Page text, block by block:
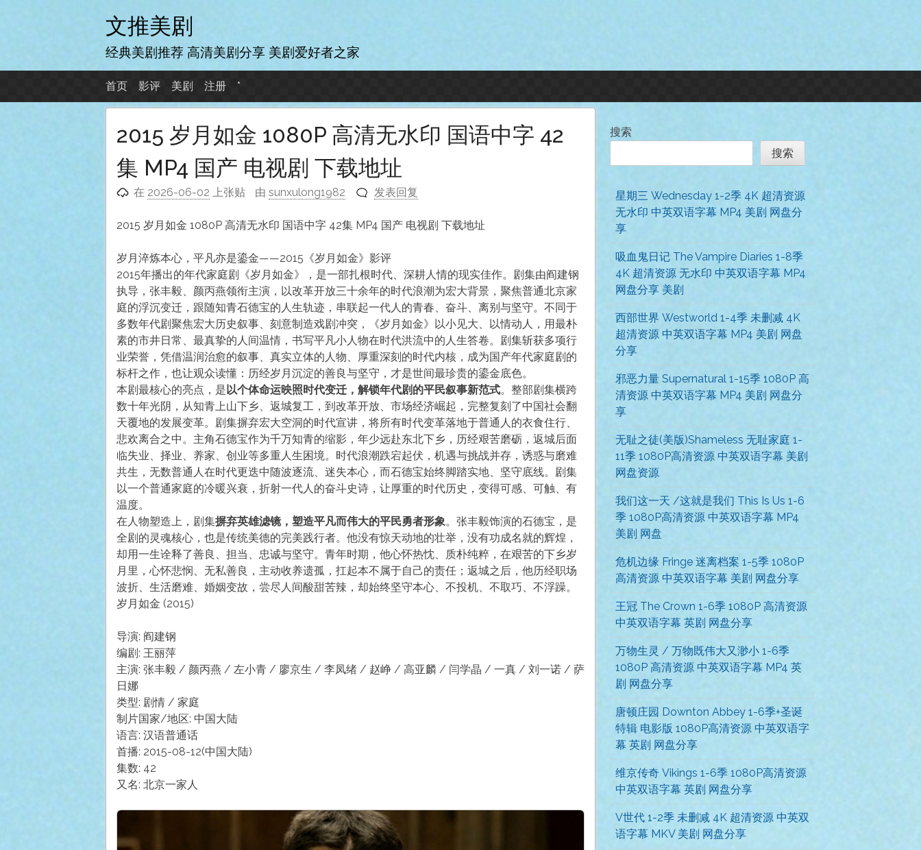
跳
至
内
文推美剧
经典美剧推荐 高清美剧分享 美剧爱好者之家
首页 影评 美剧 注册 *
2015 岁月如金 1080P 高清无水印 国语中字 42
集 MP4 国产 电视剧 下载地址
在 2026-06-02 上张贴 由sunxulong1982 发表回复
2015 岁月如金 1080P 高清无水印 国语中字 42集 MP4 国产 电视剧 下载地址
岁月淬炼本心，平凡亦是鎏金——2015《岁月如金》影评
2015年播出的年代家庭剧《岁月如金》，是一部扎根时代、深耕人情的现实佳作。剧集由阎建钢
执导，张丰毅、颜丙燕领衔主演，以改革开放三十余年的时代浪潮为宏大背景，聚焦普通北京家
庭的浮沉变迁，跟随知青石德宝的人生轨迹，串联起一代人的青春、奋斗、离别与坚守。不同于
多数年代剧聚焦宏大历史叙事、刻意制造戏剧冲突，《岁月如金》以小见大、以情动人，用最朴
素的市井日常、最真挚的人间温情，书写平凡小人物在时代洪流中的人生答卷。剧集斩获多项行
业荣誉，凭借温润治愈的叙事、真实立体的人物、厚重深刻的时代内核，成为国产年代家庭剧的
标杆之作，也让观众读懂：历经岁月沉淀的善良与坚守，才是世间最珍贵的鎏金底色。
本剧最核心的亮点，是以个体命运映照时代变迁，解锁年代剧的平民叙事新范式。整部剧集横跨
数十年光阴，从知青上山下乡、返城复工，到改革开放、市场经济崛起，完整复刻了中国社会翻
天覆地的发展变革。剧集摒弃宏大空洞的时代宣讲，将所有时代变革落地于普通人的衣食住行、
悲欢离合之中。主角石德宝作为千万知青的缩影，年少远赴东北下乡，历经艰苦磨砺，返城后面
临失业、择业、养家、创业等多重人生困境。时代浪潮跌宕起伏，机遇与挑战并存，诱惑与磨难
共生，无数普通人在时代更迭中随波逐流、迷失本心，而石德宝始终脚踏实地、坚守底线。剧集
以一个普通家庭的冷暖兴衰，折射一代人的奋斗史诗，让厚重的时代历史，变得可感、可触、有
温度。
在人物塑造上，剧集摒弃英雄滤镜，塑造平凡而伟大的平民勇者形象。张丰毅饰演的石德宝，是
全剧的灵魂核心，也是传统美德的完美践行者。他没有惊天动地的壮举，没有功成名就的辉煌，
却用一生诠释了善良、担当、忠诚与坚守。青年时期，他心怀热忱、质朴纯粹，在艰苦的下乡岁
月里，心怀悲悯、无私善良，主动收养遗孤，扛起本不属于自己的责任；返城之后，他历经职场
波折、生活磨难、婚姻变故，尝尽人间酸甜苦辣，却始终坚守本心、不投机、不取巧、不浮躁。
岁月如金 (2015)
导演: 阎建钢
编剧: 王丽萍
主演: 张丰毅 / 颜丙燕 / 左小青 / 廖京生 / 李凤绪 / 赵峥 / 高亚麟 / 闫学晶 / 一真 / 刘一诺 / 萨
日娜
类型: 剧情 / 家庭
制片国家/地区: 中国大陆
语言: 汉语普通话
首播: 2015-08-12(中国大陆)
集数: 42
又名: 北京一家人
搜索
搜索
星期三 Wednesday 1-2季 4K 超清资源
无水印 中英双语字幕 MP4 美剧 网盘分
享
吸血鬼日记 The Vampire Diaries 1-8季
4K 超清资源 无水印 中英双语字幕 MP4
网盘分享 美剧
西部世界 Westworld 1-4季 未删减 4K
超清资源 中英双语字幕 MP4 美剧 网盘
分享
邪恶力量 Supernatural 1-15季 1080P 高
清资源 中英双语字幕 MP4 美剧 网盘分
享
无耻之徒(美版)Shameless 无耻家庭 1-
11季 1080P高清资源 中英双语字幕 美剧
网盘资源
我们这一天 /这就是我们 This Is Us 1-6
季 1080P高清资源 中英双语字幕 MP4
美剧 网盘
危机边缘 Fringe 迷离档案 1-5季 1080P
高清资源 中英双语字幕 美剧 网盘分享
王冠 The Crown 1-6季 1080P 高清资源
中英双语字幕 英剧 网盘分享
万物生灵 / 万物既伟大又渺小 1-6季
1080P 高清资源 中英双语字幕 MP4 英
剧 网盘分享
唐顿庄园 Downton Abbey 1-6季+圣诞
特辑 电影版 1080P高清资源 中英双语字
幕 英剧 网盘分享
维京传奇 Vikings 1-6季 1080P高清资源
中英双语字幕 英剧 网盘分享
V世代 1-2季 未删减 4K 超清资源 中英双
语字幕 MKV 美剧 网盘分享